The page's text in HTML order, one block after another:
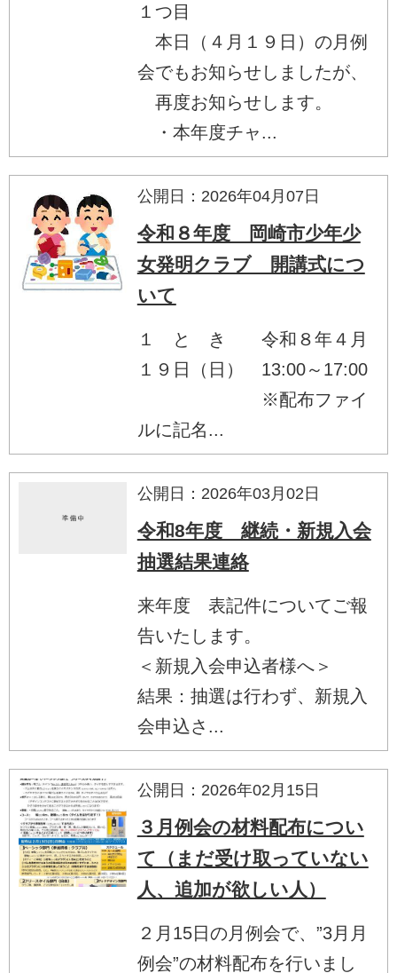
１つ目
本日（４月１９日）の月例
会でもお知らせしましたが、
再度お知らせします。
・本年度チャ...
公開日：2026年04月07日
令和８年度 岡崎市少年少
女発明クラブ 開講式につ
いて
１ と き 令和８年４月
１９日（日） 13:00～17:00
※配布ファイ
ルに記名...
公開日：2026年03月02日
令和8年度 継続・新規入会
抽選結果連絡
来年度 表記件についてご報
告いたします。
＜新規入会申込者様へ＞
結果：抽選は行わず、新規入
会申込さ...
公開日：2026年02月15日
３月例会の材料配布につい
て（まだ受け取っていない
人、追加が欲しい人）
２月15日の月例会で、”3月月
例会”の材料配布を行いまし